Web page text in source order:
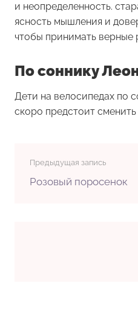
и неопределенность.
ясность мышления и
чтобы принимать
По соннику
Дети на велосипедах по
скоро предстоит сменить
Предыдущая запись
Розовый поросенок